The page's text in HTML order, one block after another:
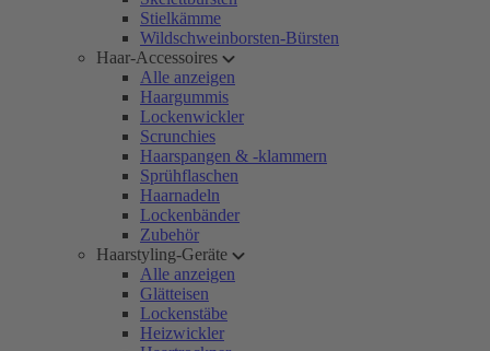
Stielkämme
Wildschweinborsten-Bürsten
Haar-Accessoires
Alle anzeigen
Haargummis
Lockenwickler
Scrunchies
Haarspangen & -klammern
Sprühflaschen
Haarnadeln
Lockenbänder
Zubehör
Haarstyling-Geräte
Alle anzeigen
Glätteisen
Lockenstäbe
Heizwickler